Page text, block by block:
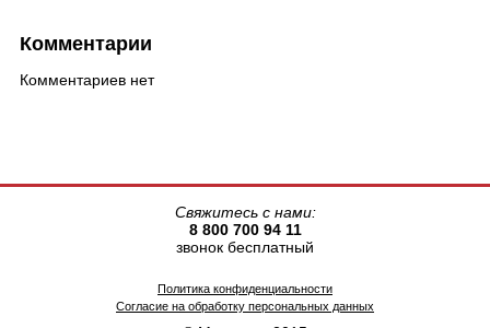
Комментарии
Комментариев нет
Политика конфиденциальности
Согласие на обработку персональных данных
Свяжитесь с нами:
8 800 700 94 11
звонок бесплатный